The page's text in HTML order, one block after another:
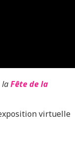
laFête de la
virtuelle